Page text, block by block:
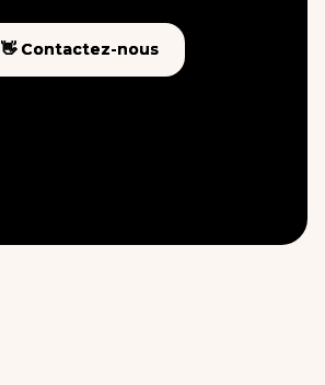
👋 Contactez-nous
👋 Contactez-nous